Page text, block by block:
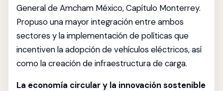
General de Amcham México, Capítulo Monterrey.
Propuso una mayor integración entre ambos
sectores y la implementación de políticas que
incentiven la adopción de vehículos eléctricos, así
como la creación de infraestructura de carga.
La economía circular y la innovación sostenible